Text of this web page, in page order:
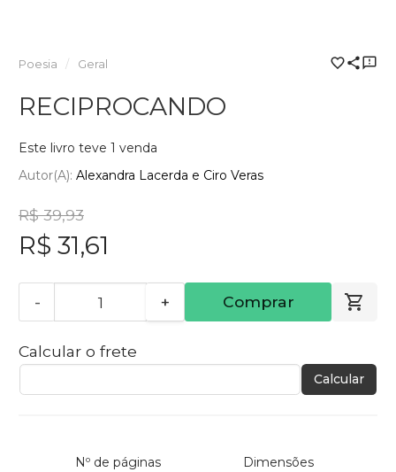
Poesia Geral
RECIPROCANDO
Este livro teve 1 venda
Autor(a): Alexandra Lacerda e Ciro Veras
R$ 39,93
R$ 31,61
- + Comprar
Calcular o frete
Calcular
Nº de páginas Dimensões